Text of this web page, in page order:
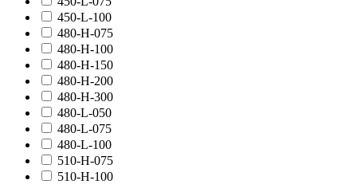
450-L-100
480-H-075
480-H-100
480-H-150
480-H-200
480-H-300
480-L-050
480-L-075
480-L-100
510-H-075
510-H-100